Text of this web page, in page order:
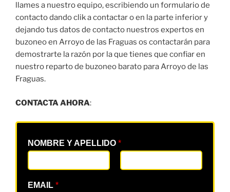
llames a nuestro equipo, escribiendo un formulario de
contacto dando clik a contactar o en la parte inferior y
dejando tus datos de contacto nuestros expertos en
buzoneo en Arroyo de las Fraguas os contactarán para
demostrarte la razón por la que tienes que confiar en
nuestro reparto de buzoneo barato para Arroyo de las
Fraguas.
CONTACTA AHORA:
NOMBRE Y APELLIDO *
EMAIL *